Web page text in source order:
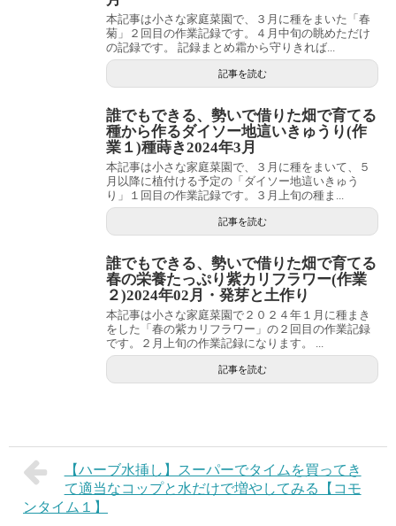
本記事は小さな家庭菜園で、３月に種をまいた「春
菊」２回目の作業記録です。４月中旬の眺めただけ
の記録です。 記録まとめ霜から守りきれば...
記事を読む
誰でもできる、勢いで借りた畑で育てる
種から作るダイソー地這いきゅうり(作
業１)種蒔き2024年3月
本記事は小さな家庭菜園で、３月に種をまいて、５
月以降に植付ける予定の「ダイソー地這いきゅう
り」１回目の作業記録です。３月上旬の種ま...
記事を読む
誰でもできる、勢いで借りた畑で育てる
春の栄養たっぷり紫カリフラワー(作業
２)2024年02月・発芽と土作り
本記事は小さな家庭菜園で２０２４年１月に種まき
をした「春の紫カリフラワー」の２回目の作業記録
です。２月上旬の作業記録になります。 ...
記事を読む
【ハーブ水挿し】スーパーでタイムを買ってき
て適当なコップと水だけで増やしてみる【コモ
ンタイム１】